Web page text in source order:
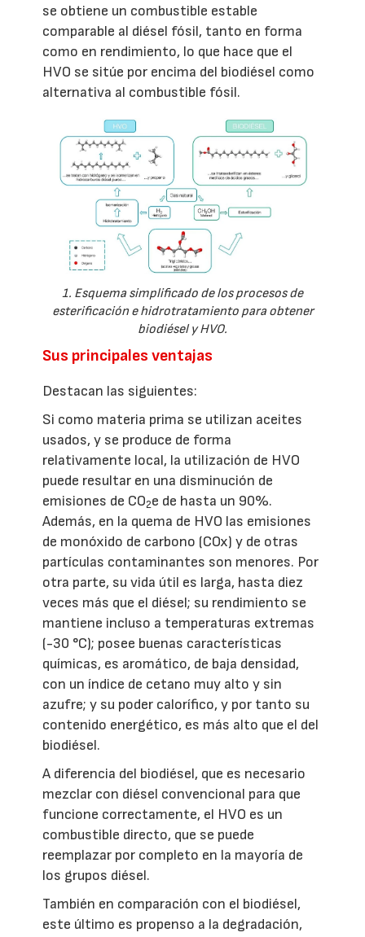
se obtiene un combustible estable
comparable al diésel fósil, tanto en forma
como en rendimiento, lo que hace que el
HVO se sitúe por encima del biodiésel como
alternativa al combustible fósil.
1. Esquema simplificado de los procesos de
esterificación e hidrotratamiento para obtener
biodiésel y HVO.
Sus principales ventajas
Destacan las siguientes:
Si como materia prima se utilizan aceites
usados, y se produce de forma
relativamente local, la utilización de HVO
puede resultar en una disminución de
emisiones de CO2e de hasta un 90%.
Además, en la quema de HVO las emisiones
de monóxido de carbono (COx) y de otras
partículas contaminantes son menores. Por
otra parte, su vida útil es larga, hasta diez
veces más que el diésel; su rendimiento se
mantiene incluso a temperaturas extremas
(-30 °C); posee buenas características
químicas, es aromático, de baja densidad,
con un índice de cetano muy alto y sin
azufre; y su poder calorífico, y por tanto su
contenido energético, es más alto que el del
biodiésel.
A diferencia del biodiésel, que es necesario
mezclar con diésel convencional para que
funcione correctamente, el HVO es un
combustible directo, que se puede
reemplazar por completo en la mayoría de
los grupos diésel.
También en comparación con el biodiésel,
este último es propenso a la degradación,